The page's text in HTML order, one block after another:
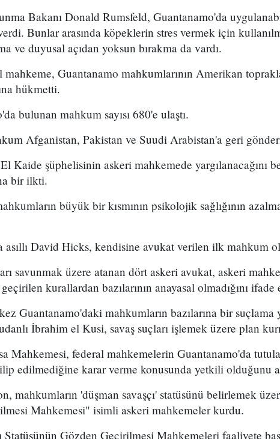
Bakanı Donald Rumsfeld, Guantanamo'da
Bunlar arasında köpeklerin stres vermek için
ve duyusal açıdan yoksun bırakma da vardı.
mahkeme, Guantanamo mahkumlarının Amerikan
hükmetti.
bulunan mahkum sayısı 680'e ulaştı.
Afganistan, Pakistan ve Suudi Arabistan'a geri
Kaide şüphelisinin askeri mahkemede yargılanacağını
bir ilkti.
büyük bir kısmının psikolojik sağlığının
asıllı David Hicks, kendisine avukat verilen ilk mahkum
savunmak üzere atanan dört askeri avukat, askeri
kurallardan bazılarının anayasal olmadığını ifade
Guantanamo'daki mahkumların bazılarına bir
İbrahim el Kusi, savaş suçları işlemek üzere plan
Mahkemesi, federal mahkemelerin Guantanamo'da
edilmediğine karar verme konusunda yetkili olduğunu
mahkumların 'düşman savaşçı' statüsünü belirlemek
Mahkemesi" isimli askeri mahkemeler kurdu.
Statüsünün Gözden Geçirilmesi Mahkemeleri faaliyete